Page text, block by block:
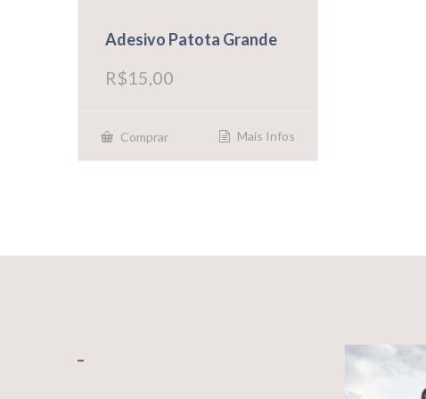
Adesivo Patota Grande
R$15,00
Comprar Mais Infos